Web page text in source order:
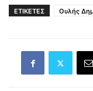
ΕΤΙΚΕΤΕΣ Ουλής